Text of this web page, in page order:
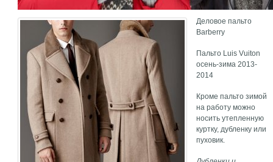
Деловое пальто
Barberry
Пальто Luis Vuiton
осень-зима 2013-
2014
Кроме пальто зимой
на работу можно
носить утепленную
куртку, дубленку или
пуховик.